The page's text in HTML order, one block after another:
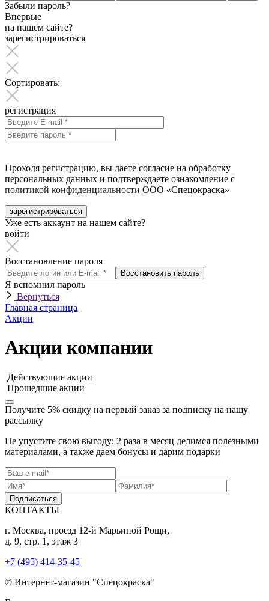
Забыли пароль?
Впервые
на нашем сайте?
зарегистрироваться
Сортировать:
регистрация
Проходя регистрацию, вы даете согласие на обработку
персональных данных и подтверждаете ознакомление с
политикой конфиденциальности ООО «Спецокраска»
зарегистрироваться
Уже есть аккаунт на нашем сайте?
войти
Восстановление пароля
Восстановить пароль
Я вспомнил пароль
Вернуться
Главная страница
Акции
Акции компании
Действующие акции
Прошедшие акции
Получите 5% скидку на первый заказ за подписку на нашу
рассылку
Не упустите свою выгоду: 2 раза в месяц делимся полезными
материалами, а также даем бонусы и дарим подарки
Подписаться
КОНТАКТЫ
г. Москва, проезд 12-й Марьиной Рощи,
д. 9, стр. 1, этаж 3
+7 (495) 414-35-45
© Интернет-магазин "Спецокраска"